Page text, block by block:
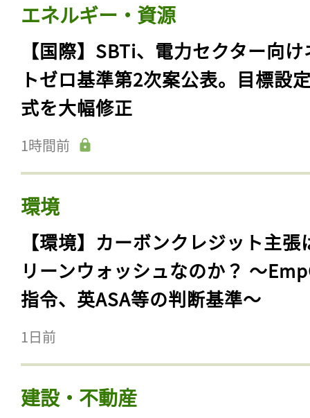
エネルギー・資源
【国際】SBTi、電力セクター向
トゼロ基準第2次案公表。目標設
式を大幅修正
1時間前
環境
【環境】カーボンクレジット主張
リーンウォッシュなのか？ 〜
指令、英ASA等の判断基準〜
1日前
建設・不動産